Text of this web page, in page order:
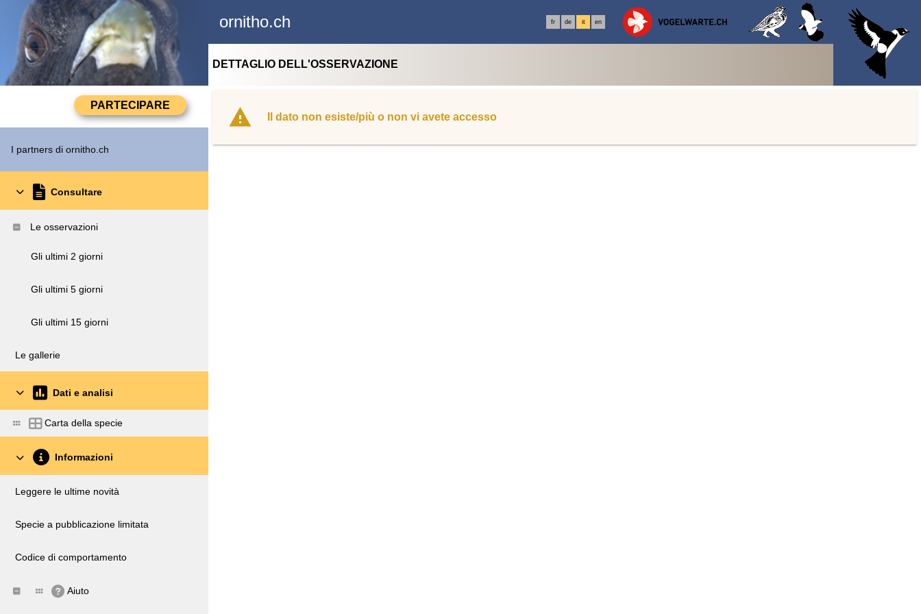
ornitho.ch fr de it en
I partners di ornitho.ch
Consultare
Le osservazioni
Gli ultimi 2 giorni
Gli ultimi 5 giorni
Gli ultimi 15 giorni
Le gallerie
Dati e analisi
Carta della specie
Informazioni
Leggere le ultime novità
Specie a pubblicazione limitata
Codice di comportamento
Aiuto
DETTAGLIO DELL'OSSERVAZIONE
Il dato non esiste/più o non vi avete accesso